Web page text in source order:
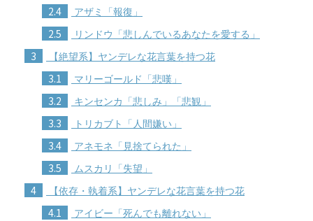
2.4 アザミ「報復」
2.5 リンドウ「悲しんでいるあなたを愛する」
3 【絶望系】ヤンデレな花言葉を持つ花
3.1 マリーゴールド「悲嘆」
3.2 キンセンカ「悲しみ」「悲観」
3.3 トリカブト「人間嫌い」
3.4 アネモネ「見捨てられた」
3.5 ムスカリ「失望」
4 【依存・執着系】ヤンデレな花言葉を持つ花
4.1 アイビー「死んでも離れない」